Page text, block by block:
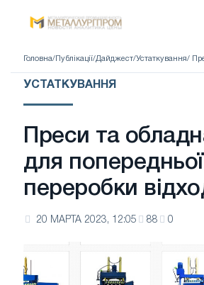
Головна/ Публікації/Дайджест/Устаткування/
УСТАТКУВАННЯ
Преси та
для попередньої
переробки
20 МАРТА 2023, 12:05 88 0